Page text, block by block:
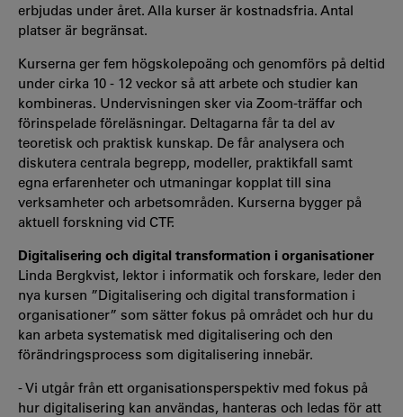
erbjudas under året. Alla kurser är kostnadsfria. Antal
platser är begränsat.
Kurserna ger fem högskolepoäng och genomförs på deltid
under cirka 10 - 12 veckor så att arbete och studier kan
kombineras. Undervisningen sker via Zoom-träffar och
förinspelade föreläsningar. Deltagarna får ta del av
teoretisk och praktisk kunskap. De får analysera och
diskutera centrala begrepp, modeller, praktikfall samt
egna erfarenheter och utmaningar kopplat till sina
verksamheter och arbetsområden. Kurserna bygger på
aktuell forskning vid CTF.
Digitalisering och digital transformation i organisationer
Linda Bergkvist, lektor i informatik och forskare, leder den
nya kursen ”Digitalisering och digital transformation i
organisationer” som sätter fokus på området och hur du
kan arbeta systematisk med digitalisering och den
förändringsprocess som digitalisering innebär.
- Vi utgår från ett organisationsperspektiv med fokus på
hur digitalisering kan användas, hanteras och ledas för att